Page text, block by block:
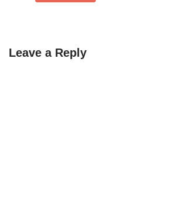
Leave a Reply